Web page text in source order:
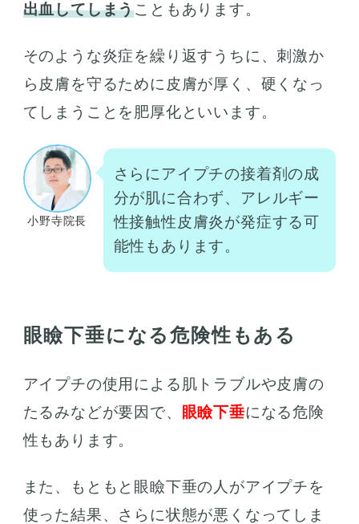
出血してしまうこともあります。
そのような炎症を繰り返すうちに、刺激か
ら皮膚を守るために皮膚が厚く、硬くなっ
てしまうことを肥厚化といいます。
小野寺院長
さらにアイプチの接着剤の成
分が肌に合わず、アレルギー
性接触性皮膚炎が発症する可
能性もあります。
眼瞼下垂になる危険性もある
アイプチの使用による肌トラブルや皮膚の
たるみなどが要因で、
眼瞼下垂になる危険
性もあります。
また、もともと眼瞼下垂の人がアイプチを
使った結果、さらに状態が悪くなってしま